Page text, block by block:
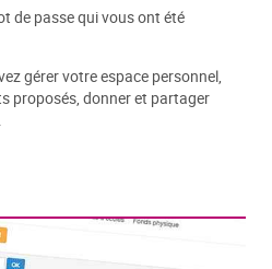
de passe qui vous ont été
gérer votre espace personnel,
proposés, donner et partager